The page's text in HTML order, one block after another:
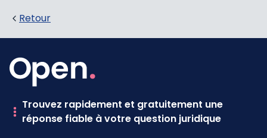
Retour
Trouvez rapidement et gratuitement une
réponse fiable à votre question juridique